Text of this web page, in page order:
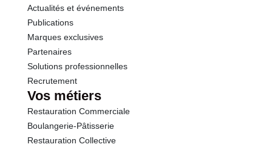
Actualités et événements
Publications
Marques exclusives
Partenaires
Solutions professionnelles
Recrutement
Vos métiers
Restauration Commerciale
Boulangerie-Pâtisserie
Restauration Collective